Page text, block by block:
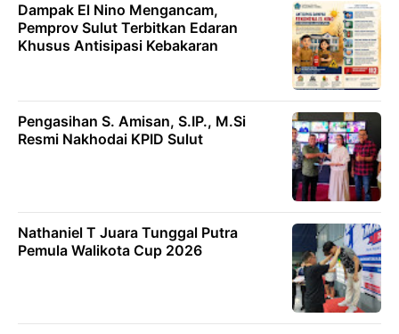
Dampak El Nino Mengancam,
Pemprov Sulut Terbitkan Edaran
Khusus Antisipasi Kebakaran
Pengasihan S. Amisan, S.IP., M.Si
Resmi Nakhodai KPID Sulut
Nathaniel T Juara Tunggal Putra
Pemula Walikota Cup 2026